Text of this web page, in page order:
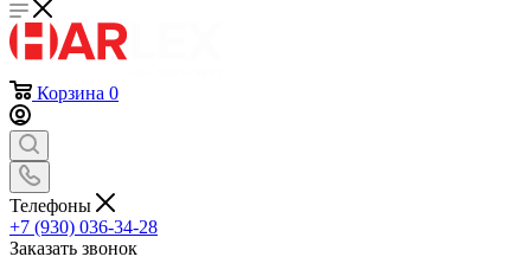
Корзина 0
Телефоны
+7 (930) 036-34-28
Заказать звонок